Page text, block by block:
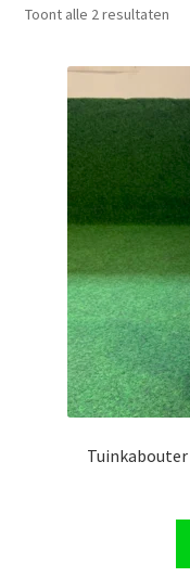
Nieuw
Koningsdag
Contact
Glasschilderij
Ornamenten
Verlichting
Toont alle 2 resultaten